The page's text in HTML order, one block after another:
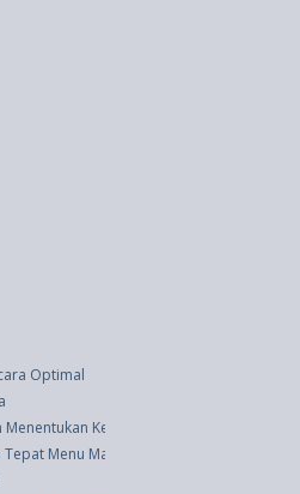
Optimal
Kesuksesan Masa Depan
Menu Makan Siang